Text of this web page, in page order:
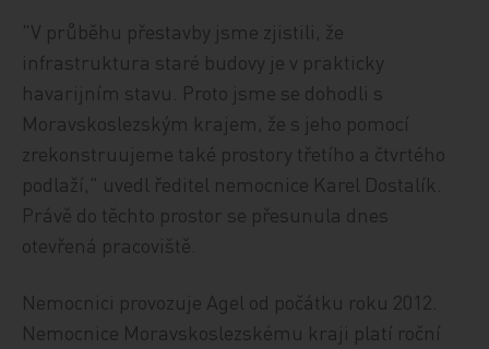
"V průběhu přestavby jsme zjistili, že
infrastruktura staré budovy je v prakticky
havarijním stavu. Proto jsme se dohodli s
Moravskoslezským krajem, že s jeho pomocí
zrekonstruujeme také prostory třetího a čtvrtého
podlaží," uvedl ředitel nemocnice Karel Dostalík.
Právě do těchto prostor se přesunula dnes
otevřená pracoviště.
Nemocnici provozuje Agel od počátku roku 2012.
Nemocnice Moravskoslezskému kraji platí roční